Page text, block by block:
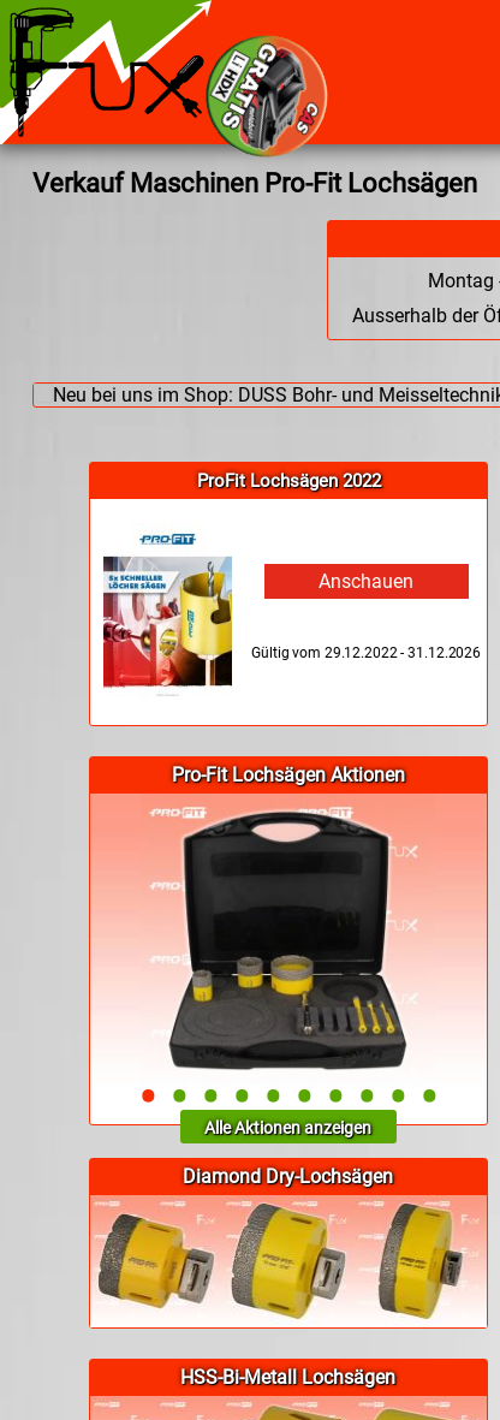
Verkauf Maschinen Pro-Fit Lochsägen
Montag
Ausserhalb der
ProFit Lochsägen 2022
Anschauen
Gültig vom 29.12.2022 - 31.12.2026
Alle Aktionen anzeigen
Pro-Fit Lochsägen Aktionen
• •••••••• •
Diamond Dry-Lochsägen
HSS-Bi-Metall Lochsägen